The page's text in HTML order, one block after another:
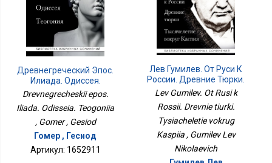
Древнегреческий Эпос.
Илиада. Одиссея.
Теогония
Drevnegrecheskii epos.
Iliada. Odisseia. Teogoniia
, Gomer , Gesiod
Гомер , Гесиод
Артикул: 1652911
Лев Гумилев. От Руси К
России. Древние Тюрки.
Тысячелетие Вокруг
Lev Gumilev. Ot Rusi k
Rossii. Drevnie tiurki.
Tysiacheletie vokrug
Kaspiia , Gumilev Lev
Nikolaevich